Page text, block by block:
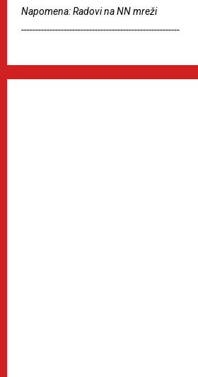
Napomena: Radovi na NN mreži
--------------------------------------------------------